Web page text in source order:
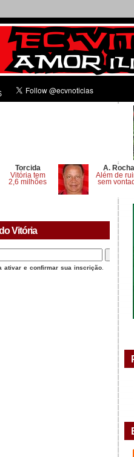
Torcida
Vitória tem
2,6 milhões
A. Rocha
Além de
sem
Vitória
ativar e confirmar sua inscrição